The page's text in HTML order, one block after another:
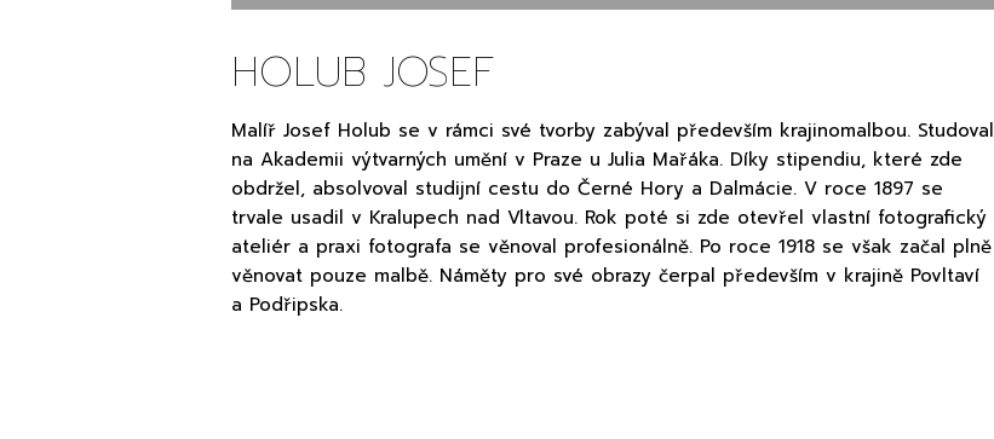
HOLUB JOSEF
Malíř Josef Holub se v rámci své tvorby zabýval především krajinomalbou. Studoval
na Akademii výtvarných umění v Praze u Julia Mařáka. Díky stipendiu, které zde
obdržel, absolvoval studijní cestu do Černé Hory a Dalmácie. V roce 1897 se
trvale usadil v Kralupech nad Vltavou. Rok poté si zde otevřel vlastní fotografický
ateliér a praxi fotografa se věnoval profesionálně. Po roce 1918 se však začal plně
věnovat pouze malbě. Náměty pro své obrazy čerpal především v krajině Povltaví
a Podřipska.